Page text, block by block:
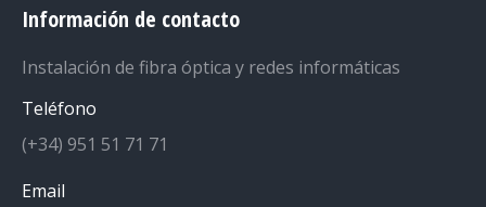
Información de contacto
Instalación de fibra óptica y redes informáticas
Teléfono
(+34) 951 51 71 71
Email